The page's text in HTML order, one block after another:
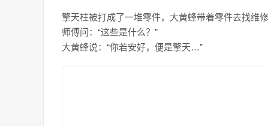
擎天柱被打成了一堆零件，大黄蜂带着零件去找维修
师傅问：“这些是什么？”
大黄蜂说：“你若安好，便是擎天…”